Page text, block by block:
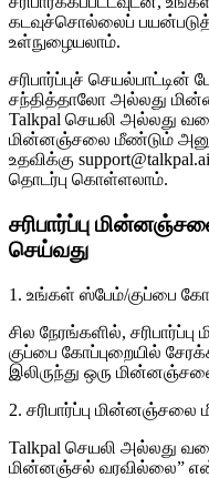
கடவுச்சொல்லைப்
உள்நுழையலாம்.
சரிபார்ப்புச்
சந்தித்தாலோ அல்லது
Talkpal செயலி அல்லது
மின்னஞ்சலை மீண்டும்
உதவிக்கு
தொடர்பு கொள்ளலாம்.
சரிபார்ப்பு
செய்வது
1. உங்கள் ஸ்பேம்/குப்பை
சில நேரங்களில்,
குப்பை கோப்புறையில்
இலிருந்து ஒரு
2. சரிபார்ப்பு மின்னஞ்சலை
Talkpal செயலி அல்லது
மின்னஞ்சல் வரவில்லை”